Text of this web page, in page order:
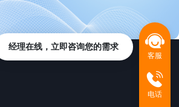
客服
电话
经理在线，立即咨询您的需求